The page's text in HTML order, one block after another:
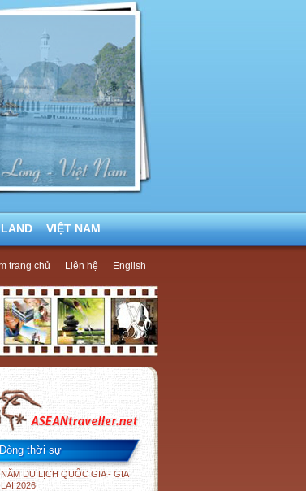
VIỆT NAM
trang chủ Liên hệ English
Dòng thời sự
NĂM DU LỊCH QUỐC GIA - GIA
LAI 2026